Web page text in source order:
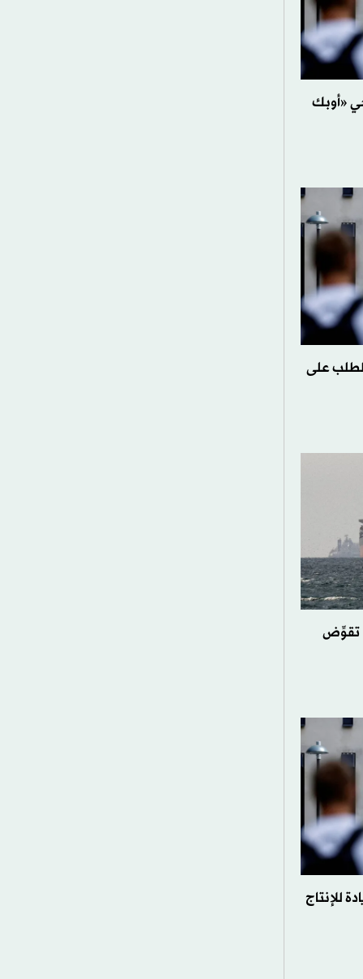
«أوبك
على
تقوِّض
للإنتاج